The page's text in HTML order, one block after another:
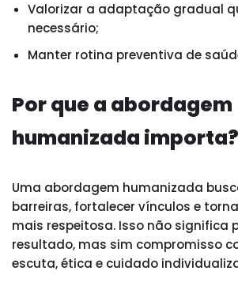
Valorizar a adaptação gradual
necessário;
Manter rotina preventiva de
Por que a abordagem
humanizada importa?
Uma abordagem humanizada
barreiras, fortalecer vínculos e
mais respeitosa. Isso não significa
resultado, mas sim compromisso
escuta, ética e cuidado